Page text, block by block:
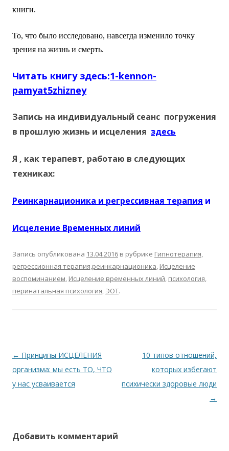
книги.
То, что было исследовано, навсегда изменило точку
зрения на жизнь и смерть.
Читать книгу здесь:1-kennon-
pamyat5zhizney
Запись на индивидуальный сеанс погружения
в прошлую жизнь и исцеления здесь
Я , как терапевт, работаю в следующих
техниках:
Реинкарнационика и регрессивная терапия и
Исцеление Временных линий
Запись опубликована 13.04.2016 в рубрике Гипнотерапия,
регрессионная терапия,реинкарнационика, Исцеление
воспоминанием, Исцеление временных линий, психология,
перинатальная психология, ЭОТ.
Навигация по записям
← Принципы ИСЦЕЛЕНИЯ
организма: мы есть ТО, ЧТО
у нас усваивается
10 типов отношений,
которых избегают
психически здоровые люди
→
Добавить комментарий